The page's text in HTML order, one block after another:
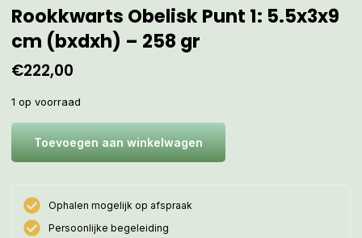
Rookkwarts Obelisk Punt 1: 5.5x3x9
cm (bxdxh) – 258 gr
€222,00
1 op voorraad
Toevoegen aan winkelwagen
Ophalen mogelijk op afspraak
Persoonlijke begeleiding